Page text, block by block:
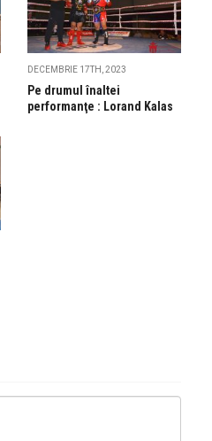
DECEMBRIE 17TH, 2023
Pe drumul înaltei
performanţe : Lorand Kalas